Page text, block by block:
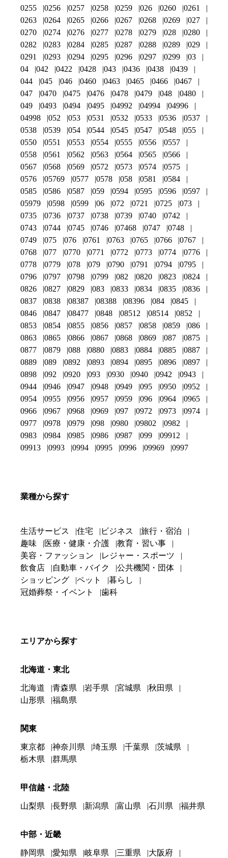
0255
0256 0257 0258 0259 026 0260
0261
0263
0264 0265 0266 0267 0268 0269
027
0270
0274 0276 0277 0278 0279 028
0280
0282
0283 0284 0285 0287 0288 0289
029
0291
0293 0294 0295 0296 0297 0299
03
04
042 0422 0428 043 0436 0438
0439
044
045 046 0460 0463 0465 0466
0467
047
0470 0475 0476 0478 0479 048
0480
049
0493 0494 0495 04992 04994
04996
04998
052 053 0531 0532 0533 0536
0537
0538
0539 054 0544 0545 0547 0548
055
0550
0551 0553 0554 0555 0556
0557
0558
0561 0562 0563 0564 0565
0566
0567
0568 0569 0572 0573 0574
0575
0576
05769 0577 0578 058 0581
0584
0585
0586 0587 059 0594 0595 0596
0597
05979
0598 0599 06 072 0721 0725
073
0735
0736 0737 0738 0739 0740
0742
0743
0744 0745 0746 07468 0747
0748
0749
075 076 0761 0763 0765 0766
0767
0768
077 0770 0771 0772 0773 0774
0776
0778
0779 078 079 0790 0791 0794
0795
0796
0797 0798 0799 082 0820 0823
0824
0826
0827 0829 083 0833 0834 0835
0836
0837
0838 08387 08388 08396 084
0845
0846
0847 08477 0848 08512 08514
0852
0853
0854 0855 0856 0857 0858 0859
086
0863
0865 0866 0867 0868 0869 087
0875
0877
0879 088 0880 0883 0884 0885
0887
0889
089 0892 0893 0894 0895 0896
0897
0898
092 0920 093 0930 0940 0942
0943
0944
0946 0947 0948 0949 095 0950
0952
0954
0955 0956 0957 0959 096 0964
0965
0966
0967 0968 0969 097 0972 0973
0974
0977
0978 0979 098 0980 09802
0982
0983
0984 0985 0986 0987 099
09912
09913
0993 0994 0995 0996 09969 0997
業種から探す
生活サービス 住宅 ビジネス
旅行・宿泊
趣味
医療・健康・介護
教育・習い事
美容・ファッション
レジャー・スポーツ
飲食店
自動車・バイク
公共機関・団体
ショッピング
ペット
暮らし
冠婚葬祭・イベント
歯科
エリアから探す
北海道・東北
北海道 青森県 岩手県 宮城県
秋田県
山形県
福島県
関東
東京都 神奈川県 埼玉県 千葉県
茨城県
栃木県
群馬県
甲信越・北陸
山梨県 長野県 新潟県 富山県 石川県 福井県
中部・近畿
静岡県 愛知県 岐阜県 三重県
大阪府